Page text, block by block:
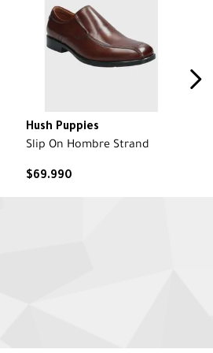
Hush Puppies
Slip On Hombre Strand
$69.990